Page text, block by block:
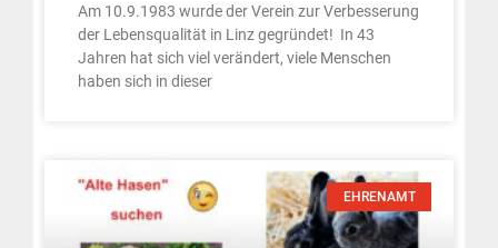
Am 10.9.1983 wurde der Verein zur Verbesserung
der Lebensqualität in Linz gegründet! In 43
Jahren hat sich viel verändert, viele Menschen
haben sich in dieser
EHRENAMT